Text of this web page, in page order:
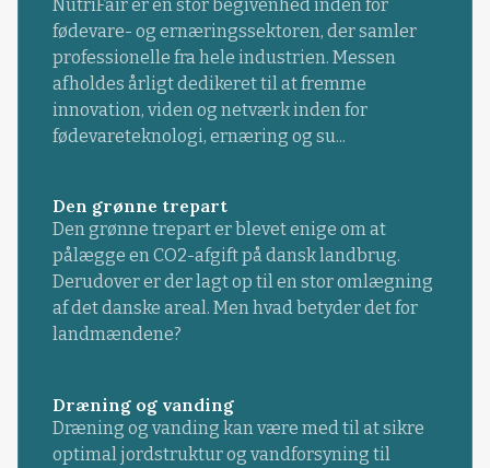
NutriFair er en stor begivenhed inden for
fødevare- og ernæringssektoren, der samler
professionelle fra hele industrien. Messen
afholdes årligt dedikeret til at fremme
innovation, viden og netværk inden for
fødevareteknologi, ernæring og su...
Den grønne trepart
Den grønne trepart er blevet enige om at
pålægge en CO2-afgift på dansk landbrug.
Derudover er der lagt op til en stor omlægning
af det danske areal. Men hvad betyder det for
landmændene?
Dræning og vanding
Dræning og vanding kan være med til at sikre
optimal jordstruktur og vandforsyning til